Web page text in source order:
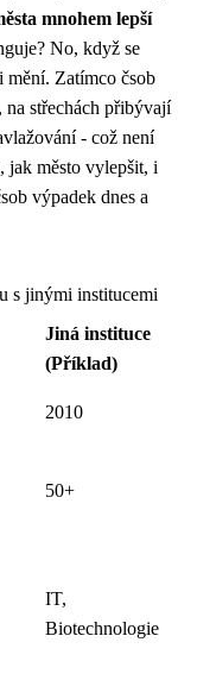
mnohem lepší
No, když se
mění. Zatímco čsob
střechách přibývají
- což není
jak město vylepšit, i
výpadek dnes a
s jinými institucemi
Jiná instituce
(Příklad)
2010
50+
IT,
Biotechnologie